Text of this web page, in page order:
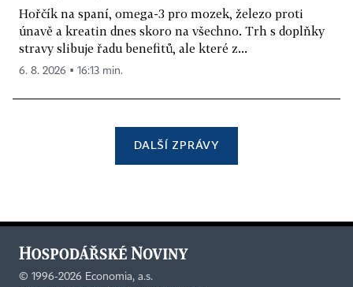
Hořčík na spaní, omega-3 pro mozek, železo proti
únavě a kreatin dnes skoro na všechno. Trh s doplňky
stravy slibuje řadu benefitů, ale které z...
6. 8. 2026 ▪ 16:13 min.
DALŠÍ ZPRÁVY
© 1996-2026 Economia, a.s.